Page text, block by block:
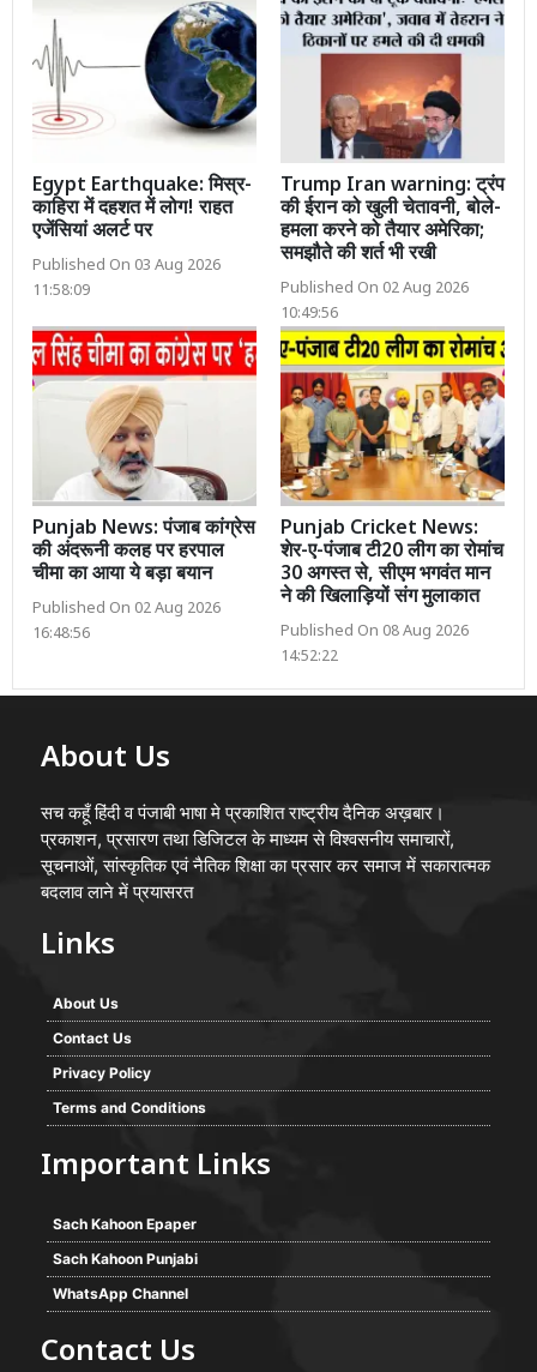
Egypt Earthquake: मिस्र-
काहिरा में दहशत में लोग! राहत
एजेंसियां अलर्ट पर
Published On 03 Aug 2026
11:58:09
Trump Iran warning: ट्रंप
की ईरान को खुली चेतावनी, बोले-
हमला करने को तैयार अमेरिका;
समझौते की शर्त भी रखी
Published On 02 Aug 2026
10:49:56
Punjab News: पंजाब कांग्रेस
की अंदरूनी कलह पर हरपाल
चीमा का आया ये बड़ा बयान
Published On 02 Aug 2026
16:48:56
Punjab Cricket News:
शेर-ए-पंजाब टी20 लीग का रोमांच
30 अगस्त से, सीएम भगवंत मान
ने की खिलाड़ियों संग मुलाकात
Published On 08 Aug 2026
14:52:22
About Us
सच कहूँ हिंदी व पंजाबी भाषा मे प्रकाशित राष्ट्रीय दैनिक अख़बार।
प्रकाशन, प्रसारण तथा डिजिटल के माध्यम से विश्वसनीय समाचारों,
सूचनाओं, सांस्कृतिक एवं नैतिक शिक्षा का प्रसार कर समाज में सकारात्मक
बदलाव लाने में प्रयासरत
Links
About Us
Contact Us
Privacy Policy
Terms and Conditions
Important Links
Sach Kahoon Epaper
Sach Kahoon Punjabi
WhatsApp Channel
Contact Us